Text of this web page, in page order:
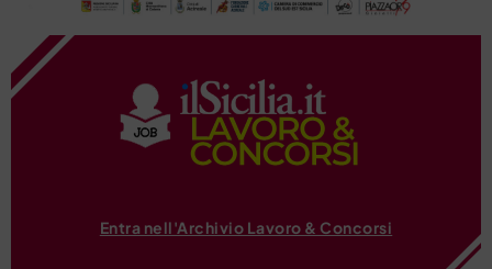
Entra nell'Archivio Lavoro & Concorsi